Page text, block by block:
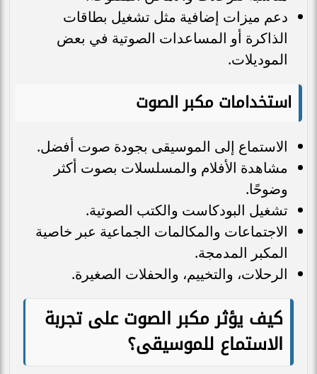
دعم ميزات إضافية مثل تشغيل بطاقات
الذاكرة أو المساعدات الصوتية في بعض
الموديلات.
استخدامات مكبر الصوت
الاستماع إلى الموسيقى بجودة صوت أفضل.
مشاهدة الأفلام والمسلسلات بصوت أكثر
وضوحًا.
تشغيل البودكاست والكتب الصوتية.
الاجتماعات والمكالمات الجماعية عبر خاصية
المكبر المدمجة.
الرحلات، والتخييم، والحفلات الصغيرة.
كيف يؤثر مكبر الصوت على تجربة
الاستماع للموسيقى؟